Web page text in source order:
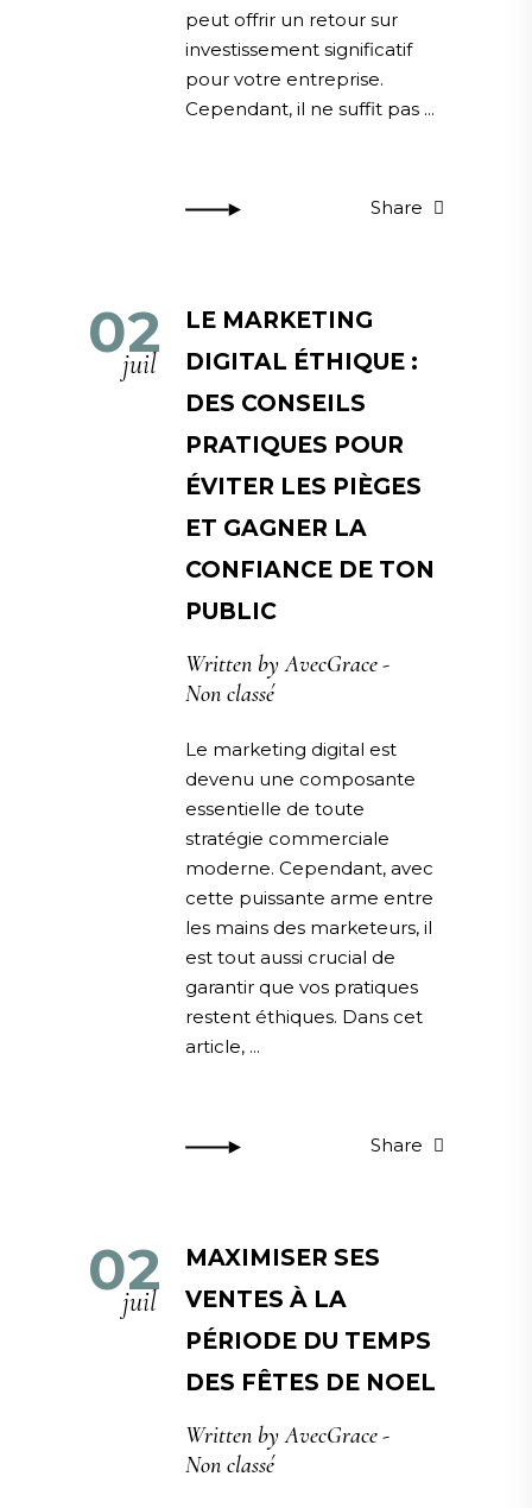
peut offrir un retour sur
investissement significatif
pour votre entreprise.
Cependant, il ne suffit pas
Share
02
juil
LE MARKETING
DIGITAL ÉTHIQUE :
DES CONSEILS
PRATIQUES POUR
ÉVITER LES PIÈGES
ET GAGNER LA
CONFIANCE DE TON
PUBLIC
Written byAvecGrace
Non classé
Le marketing digital est
devenu une composante
essentielle de toute
stratégie commerciale
moderne. Cependant, avec
cette puissante arme entre
les mains des marketeurs, il
est tout aussi crucial de
garantir que vos pratiques
restent éthiques. Dans cet
article,
Share
02
juil
MAXIMISER SES
VENTES À LA
PÉRIODE DU TEMPS
DES FÊTES DE NOEL
Written byAvecGrace
Non classé